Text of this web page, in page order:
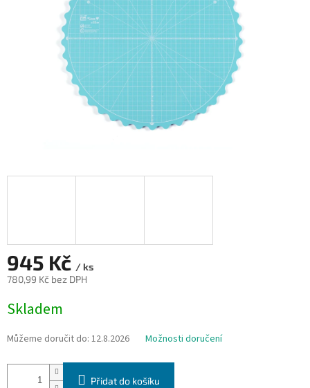
945 Kč / ks
780,99 Kč bez DPH
cena:
Skladem
Můžeme doručit do: 12.8.2026 Možnosti doručení
Přidat do košíku